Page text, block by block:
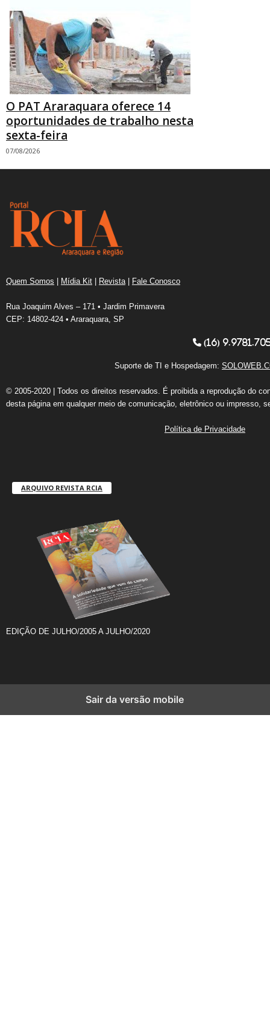
O PAT Araraquara oferece 14
oportunidades de trabalho nesta
sexta-feira
07/08/2026
Quem Somos | Mídia Kit | Revista | Fale Conosco
Rua Joaquim Alves – 171 • Jardim Primavera
CEP: 14802-424 • Araraquara, SP
(16)
Suporte de TI e Hospedagem:
© 2005-2020 | Todos os direitos reservados. É proibida a reprodução do
desta página em qualquer meio de comunicação, eletrônico ou impresso,
Política de Privacidade
ARQUIVO REVISTA RCIA
EDIÇÃO DE JULHO/2005 A JULHO/2020
Sair da versão mobile